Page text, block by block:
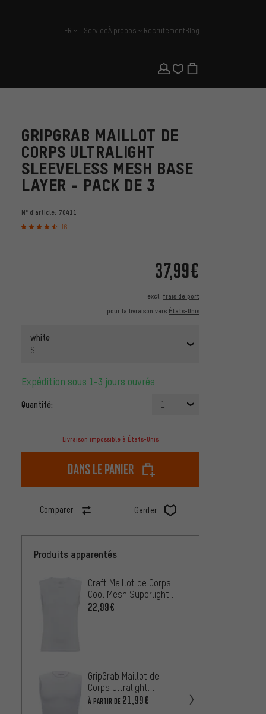
français
FR ServiceÀ propos RecrutementBlog
GRIPGRAB MAILLOT DE
CORPS ULTRALIGHT
SLEEVELESS MESH BASE
LAYER - PACK DE 3
N° d'article: 70411
16
37,99€
excl. frais de port
pour la livraison vers États-Unis
white
S
Expédition sous 1-3 jours ouvrés
Quantité: 1
Livraison impossible à États-Unis
dans le panier
Comparer Garder
Produits apparentés
Craft Maillot de Corps
Cool Mesh Superlight
S/L
22,99€
GripGrab Maillot de
Corps Ultralight
Sleeveless Mesh Base
À PARTIR DE 21,99€